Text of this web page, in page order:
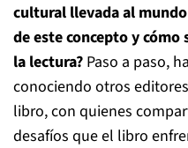
cultural llevada al
de este concepto y
la lectura? Paso a paso,
conociendo otros
libro, con quienes
desafíos que el libro